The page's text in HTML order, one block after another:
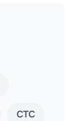
СТС